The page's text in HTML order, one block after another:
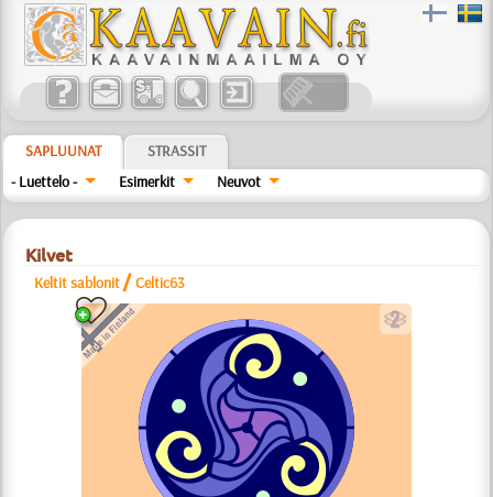
SAPLUUNAT
STRASSIT
- Luettelo -
Esimerkit Neuvot
Kilvet
Keltit sablonit /Celtic63
b